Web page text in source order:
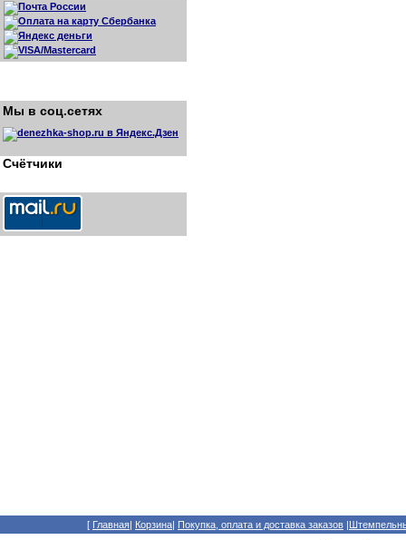
Мы в соц.сетях
Счётчики
[ Главная| Корзина| Покупка, оплата и доставка заказов |